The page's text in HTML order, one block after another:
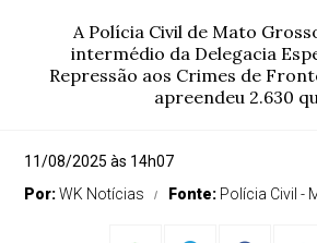
A Polícia Civil de Mato
intermédio da Delegacia
Repressão aos Crimes de
apreendeu 2.630
11/08/2025 às 14h07
Por:WK Notícias Fonte: Polícia Civil -